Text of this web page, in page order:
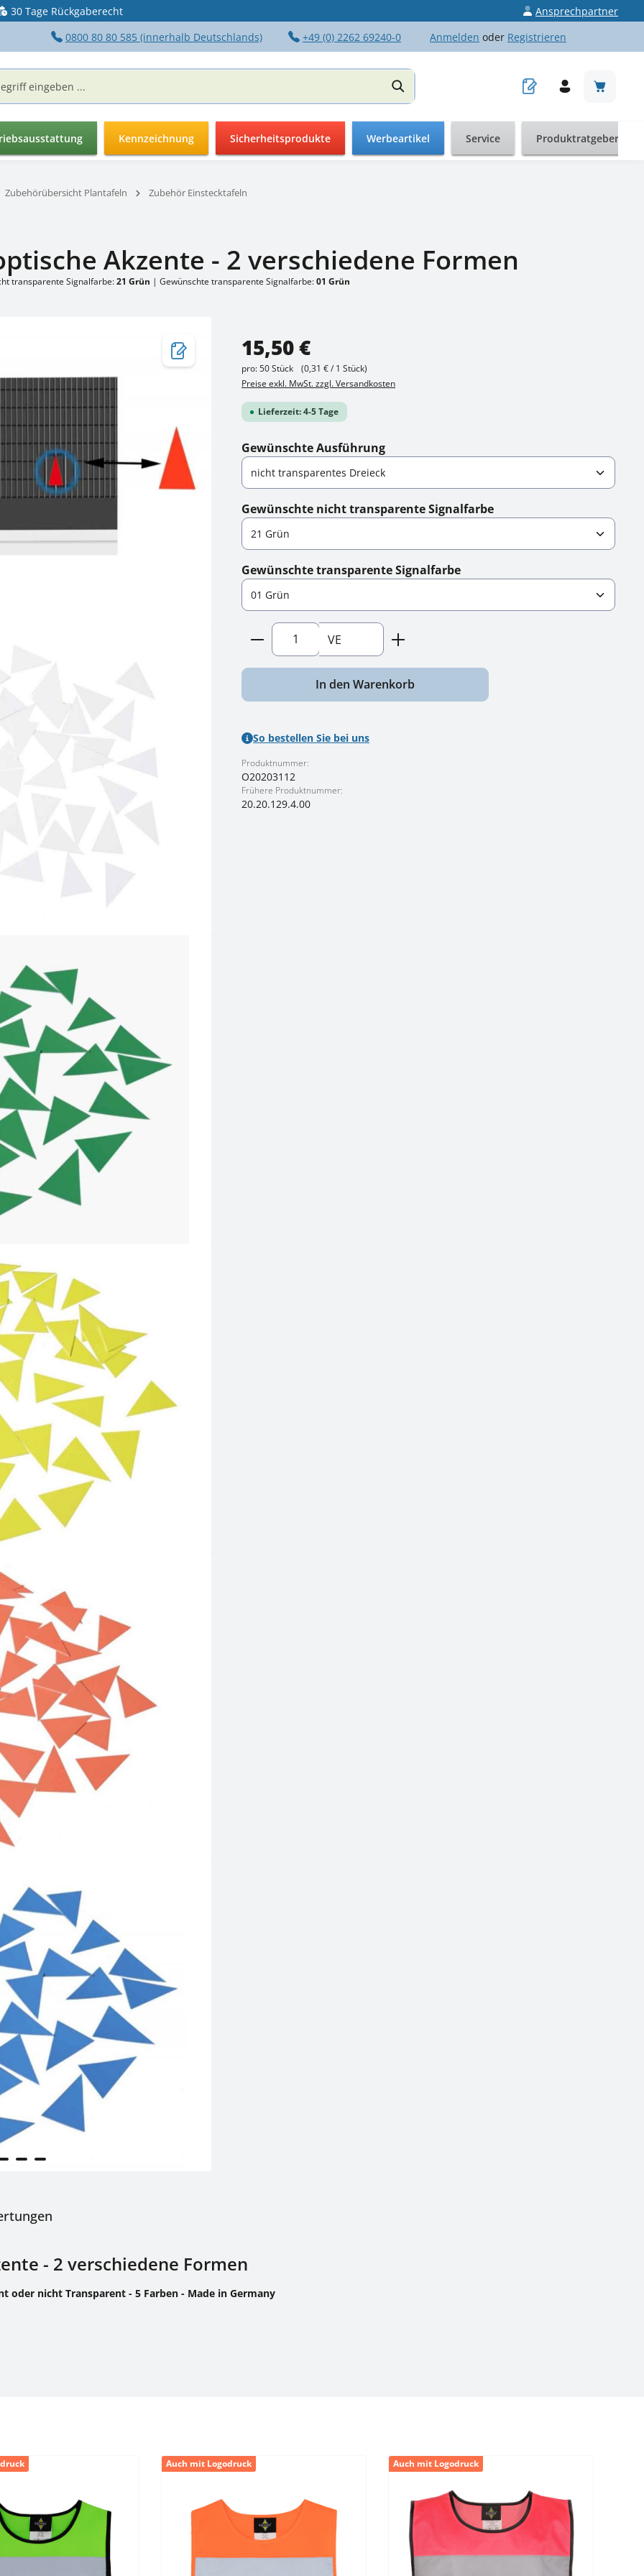
30 Tage Rückgaberecht
Ansprechpartner
0800 80 80 585 (innerhalb Deutschlands)
+49 (0) 2262 69240-0 Anmelden oder Registrieren
Kennzeichnung Sicherheitsprodukte Werbeartikel Service Produktratgeber
Zubehörübersicht Plantafeln Zubehör Einstecktafeln
Akzente - 2 verschiedene Formen
transparente Signalfarbe:21 Grün | Gewünschte transparente Signalfarbe:01 Grün
Regulärer Preis:
15,50 €
pro:50 Stück
(0,31 € / 1 Stück)
Preise exkl. MwSt. zzgl. Versandkosten
Lieferzeit: 4-5 Tage
Gewünschte Ausführungauswählen
Gewünschte nicht transparente Signalfarbeauswählen
Gewünschte transparente Signalfarbeauswählen
Produkt Anzahl: Gib den gewünschten Wert ein
VE
In den Warenkorb
So bestellen Sie bei uns
Produktnummer:
O20203112
Frühere Produktnummer:
20.20.129.4.00
- 2 verschiedene Formen
oder nicht Transparent - 5 Farben - Made in Germany
Auch mit Logodruck Auch mit Logodruck